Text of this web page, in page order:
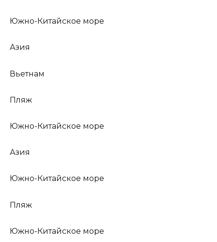
Южно-Китайское море
Азия
Вьетнам
Пляж
Южно-Китайское море
Азия
Южно-Китайское море
Пляж
Южно-Китайское море